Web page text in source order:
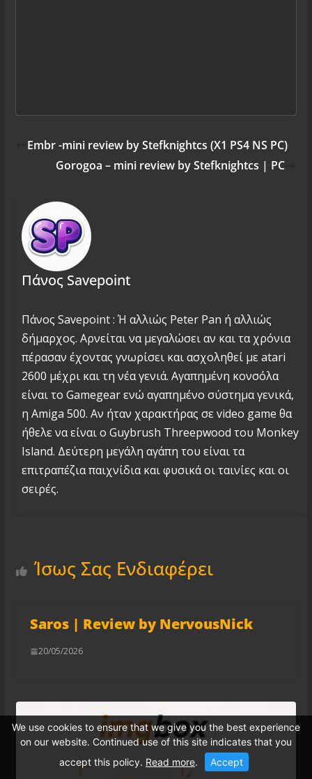
Embr -mini review by Stefknightcs (X1 PS4 NS PC)
Gorogoa – mini review by Stefknightcs | PC
Πάνος Savepoint
Πάνος Savepoint : Ή αλλιώς Peter Pan ή αλλιώς
δήμαρχος. Αρνείται να μεγαλώσει αν και τα χρόνια
πέρασαν έχοντας γνωρίσει και ασχοληθεί με atari
2600 μέχρι και τη νέα γενιά. Αγαπημένη κονσόλα
είναι το Gamegear ενώ αγαπημένο σύστημα γενικά,
η Amiga 500. Αν ήταν χαρακτήρας σε video game θα
ήθελε να είναι ο Guybrush Threepwood του Monkey
Island. Δεύτερη μεγάλη αγάπη του είναι τα
επιτραπέζια παιχνίδια και φυσικά οι ταινίες και οι
σειρές.
Ίσως Σας Ενδιαφέρει
Saros | Review by NervousNick
20/05/2026
We use cookies to ensure that we give you the best experience
on our website. Continued use of this site indicates that you
accept this policy. Read more. Accept